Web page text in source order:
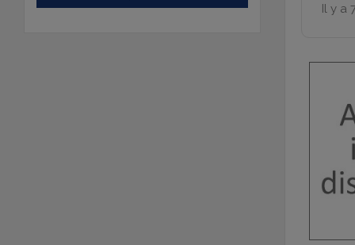
Il y a